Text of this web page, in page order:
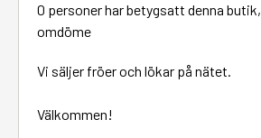
0 personer har betygsatt denna butik,
omdöme
Vi säljer fröer och lökar på nätet.
Välkommen!